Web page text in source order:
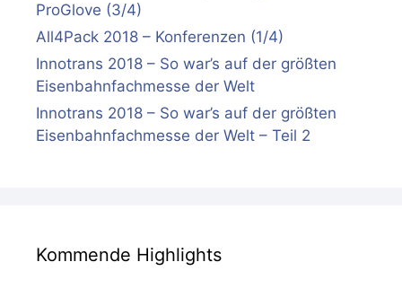
ProGlove (3/4)
All4Pack 2018 – Konferenzen (1/4)
Innotrans 2018 – So war’s auf der größten
Eisenbahnfachmesse der Welt
Innotrans 2018 – So war’s auf der größten
Eisenbahnfachmesse der Welt – Teil 2
Kommende Highlights